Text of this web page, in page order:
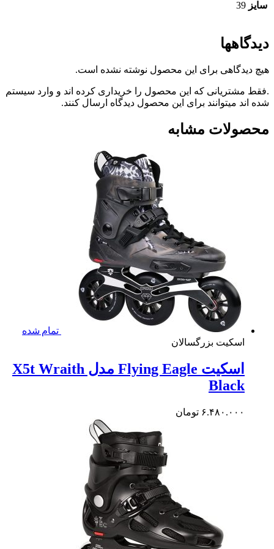
برای این محصول نوشته نشده است.
که این محصول را خریداری کرده اند و وارد سیستم
برای این محصول دیدگاه ارسال کنند.
مشابه
بزرگسالان
اسکیت Flying Eagle مدل X5t Wraith
تومان